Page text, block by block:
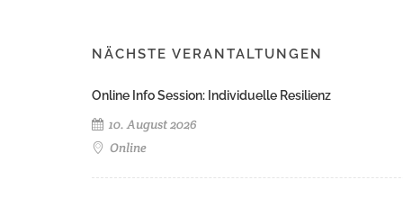
NÄCHSTE VERANTALTUNGEN
Online Info Session: Individuelle Resilienz
10. August 2026
Online